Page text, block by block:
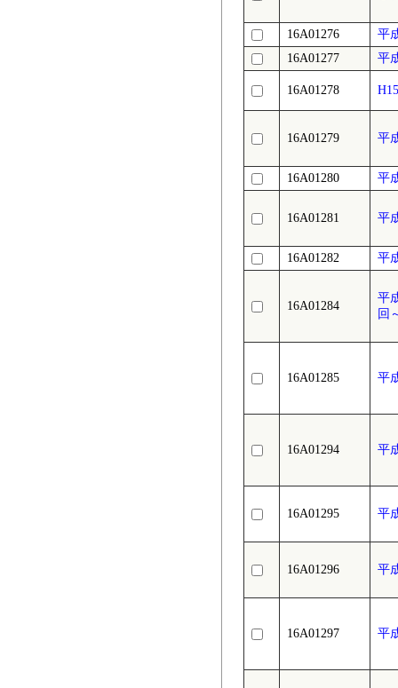
16A01276
平
16A01277
平
16A01278
16A01279 平
16A01280 平
16A01281 平
16A01282 平
16A01284
平
回
16A01285 平
16A01294 平
16A01295 平
16A01296 平
16A01297 平